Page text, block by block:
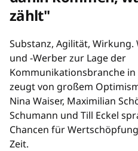
zählt"
Substanz, Agilität, Wirkung.
und -Werber zur Lage der
Kommunikationsbranche
zeugt von großem
Nina Waiser, Maximilian
Schumann und Till Eckel
Chancen für
Zeit.